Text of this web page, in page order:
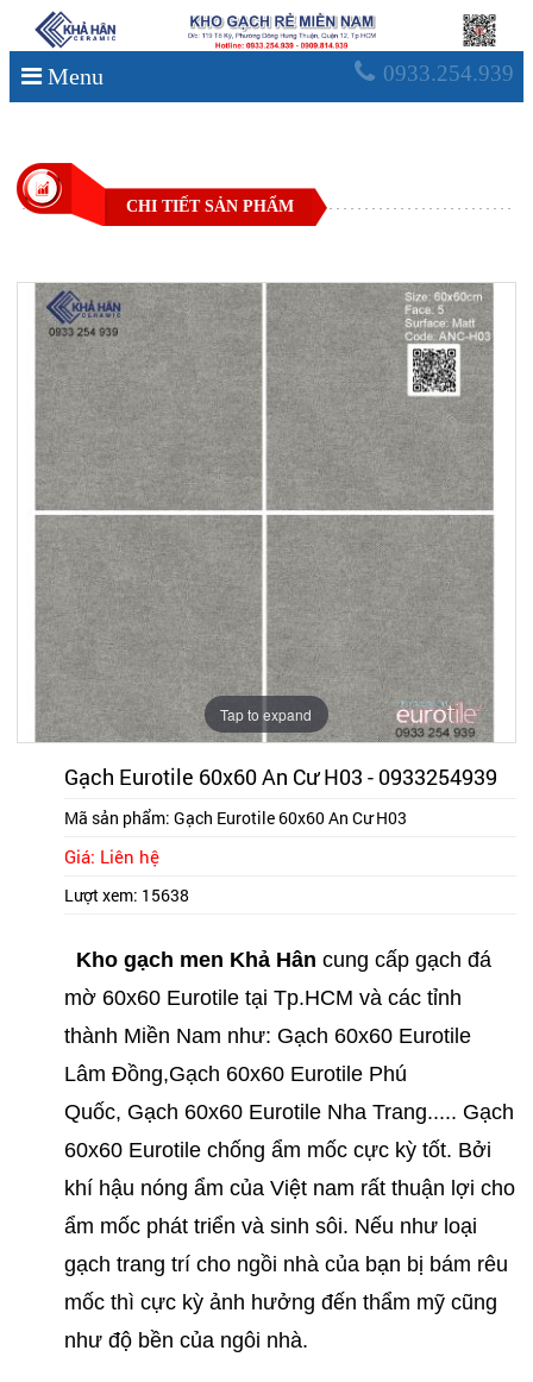
Menu 0933.254.939
CHI TIẾT SẢN PHẨM
Tap to expand
Gạch Eurotile 60x60 An Cư H03 - 0933254939
Mã sản phẩm: Gạch Eurotile 60x60 An Cư H03
Giá: Liên hệ
Lượt xem: 15638
Kho gạch men Khả Hân cung cấp gạch đá
mờ 60x60 Eurotile tại Tp.HCM và các tỉnh
thành Miền Nam như: Gạch 60x60 Eurotile
Lâm Đồng,Gạch 60x60 Eurotile Phú
Quốc, Gạch 60x60 Eurotile Nha Trang..... Gạch
60x60 Eurotile chống ẩm mốc cực kỳ tốt. Bởi
khí hậu nóng ẩm của Việt nam rất thuận lợi cho
ẩm mốc phát triển và sinh sôi. Nếu như loại
gạch trang trí cho ngồi nhà của bạn bị bám rêu
mốc thì cực kỳ ảnh hưởng đến thẩm mỹ cũng
như độ bền của ngôi nhà.